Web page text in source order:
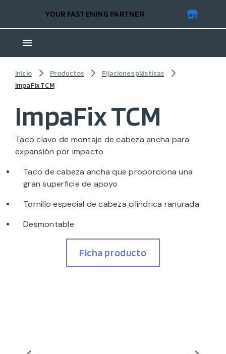
YOUR FASTENING PARTNER
Inicio Productos
Fijaciones plásticas
ImpaFix TCM
ImpaFix TCM
Taco clavo de montaje de cabeza ancha para
expansión por impacto
Taco de cabeza ancha que proporciona una
gran superficie de apoyo
Tornillo especial de cabeza cilíndrica ranurada
Desmontable
Ficha producto